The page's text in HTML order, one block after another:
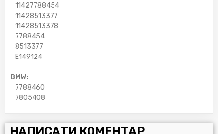
11427788454
11428513377
11428513378
7788454
8513377
E149124
BMW:
7788460
7805408
НАПИСАТИ КОМЕНТАР